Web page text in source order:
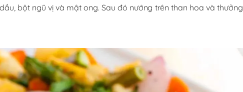
bột ngũ vị và mật ong. Sau đó nướng trên than hoa và thưởng